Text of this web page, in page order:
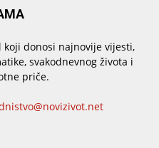
donosi najnovije vijesti,
svakodnevnog života i
priče.